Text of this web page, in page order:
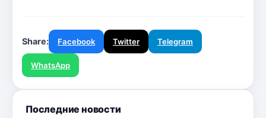
Share: Facebook Twitter Telegram
WhatsApp
Последние новости